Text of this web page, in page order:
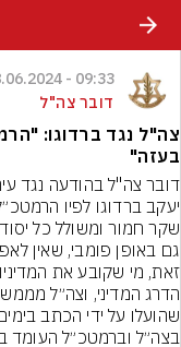
09:33 - 18.06.2024
דובר צה"ל
צה"ל נגד ברדוגו:
בעזה"